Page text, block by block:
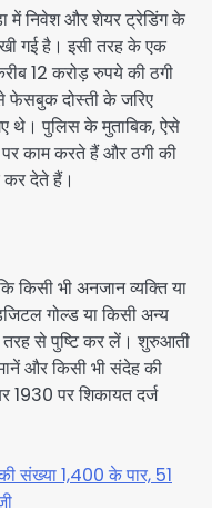
में निवेश और शेयर ट्रेडिंग के
गई है। इसी तरह के एक
12 करोड़ रुपये की ठगी
फेसबुक दोस्ती के जरिए
थे। पुलिस के मुताबिक, ऐसे
काम करते हैं और ठगी की
देते हैं।
किसी भी अनजान व्यक्ति या
गोल्ड या किसी अन्य
तरह से पुष्टि कर लें। शुरुआती
और किसी भी संदेह की
1930 पर शिकायत दर्ज
संख्या 1,400 के पार, 51